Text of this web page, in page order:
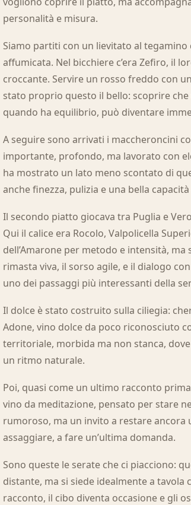
personalità e misura.
Siamo partiti con un lievitato al
affumicata. Nel bicchiere c’era Zefiro, il
croccante. Servire un rosso freddo con
stato proprio questo il bello: scoprire
quando ha equilibrio, può diventare
A seguire sono arrivati i maccheroncini
importante, profondo, ma lavorato con
ha mostrato un lato meno scontato di
anche finezza, pulizia e una bella
Il secondo piatto giocava tra Puglia e
Qui il calice era Rocolo, Valpolicella
dell’Amarone per metodo e intensità, ma
rimasta viva, il sorso agile, e il dialogo
uno dei passaggi più interessanti della
Il dolce è stato costruito sulla ciliegia:
Adone, vino dolce da poco riconosciuto
territoriale, morbida ma non stanca,
un ritmo naturale.
Poi, quasi come un ultimo racconto
vino da meditazione, pensato per stare
rumoroso, ma un invito a restare ancora
assaggiare, a fare un’ultima domanda.
Sono queste le serate che ci piacciono:
distante, ma si siede idealmente a tavola
racconto, il cibo diventa occasione e gli